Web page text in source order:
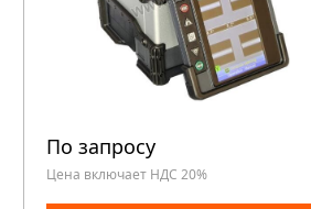
По запросу
Цена включает НДС 20%